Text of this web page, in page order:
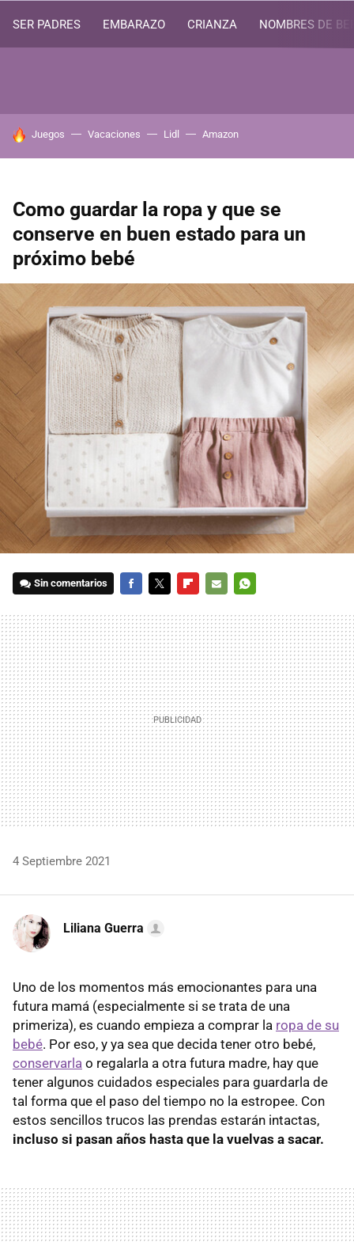
SER PADRES EMBARAZO CRIANZA NOMBRES DE
HOY SE HABLA DE
Juegos Vacaciones Lidl Amazon
Como guardar la ropa y que se
conserve en buen estado para un
próximo bebé
Sin comentarios
MAIL
4 Septiembre 2021
Liliana Guerra
Uno de los momentos más emocionantes para una
futura mamá (especialmente si se trata de una
primeriza), es cuando empieza a comprar la ropa de su
bebé. Por eso, y ya sea que decida tener otro bebé,
conservarla o regalarla a otra futura madre, hay que
tener algunos cuidados especiales para guardarla de
tal forma que el paso del tiempo no la estropee. Con
estos sencillos trucos las prendas estarán intactas,
incluso si pasan años hasta que la vuelvas a sacar.